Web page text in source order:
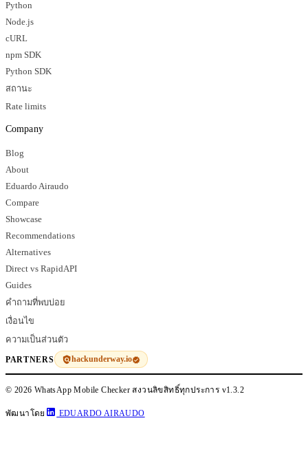
Python
Node.js
cURL
npm SDK
Python SDK
สถานะ
Rate limits
Company
Blog
About
Eduardo Airaudo
Compare
Showcase
Recommendations
Alternatives
Direct vs RapidAPI
Guides
คำถามที่พบบ่อย
เงื่อนไข
ความเป็นส่วนตัว
PARTNERS hackunderway.io
© 2026 WhatsApp Mobile Checker สงวนลิขสิทธิ์ทุกประการ v1.3.2
พัฒนาโดย EDUARDO AIRAUDO